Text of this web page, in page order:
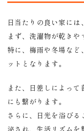
日当たりの良い家には
まず、洗濯物が乾きや
特に、梅雨や冬場など
ットとなります。
また、日差しによっ
にも繋がります。
さらに、日光を浴び
泌され、生活リズムを